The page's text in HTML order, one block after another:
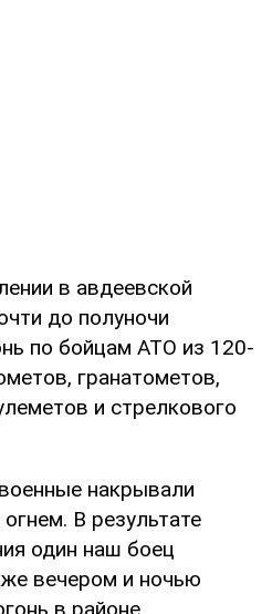
в авдеевской
до полуночи
по бойцам АТО из 120-
гранатометов,
и стрелкового
накрывали
В результате
один наш боец
вечером и ночью
в районе